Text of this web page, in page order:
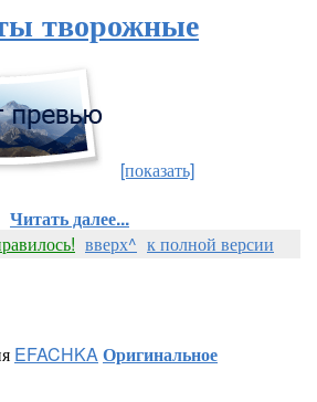
творожные
[показать]
Читать далее...
вверх^ к полной версии
EFACHKAОригинальное